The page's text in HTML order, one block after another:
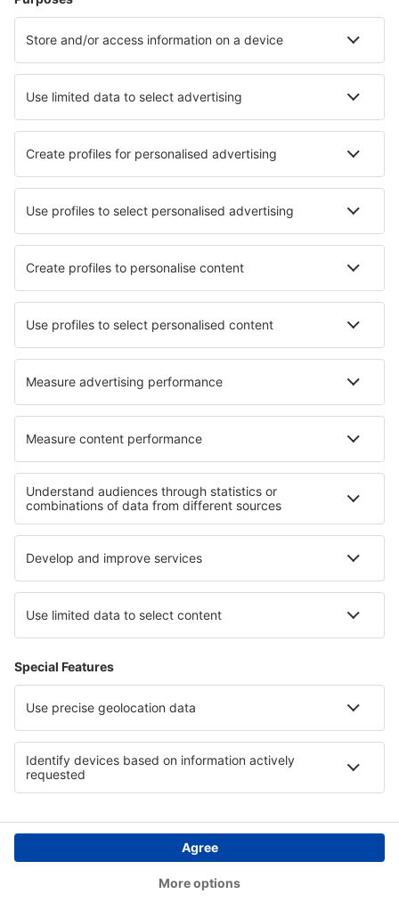
Hotely ve Westerlandu Hotely in Zingst
Hotely in Waren Hotely in Thale Hotely in Plau am See
Hotely in Horumersiel
Nejlepší hotely - města
Hotely in Belcamp Hotely v Habří
Hotely in Kliniska Wielkie Hotely in Wonnerup
Hotely in Penclawdd Hotely Sark Hotely in Tellaro
Hotely in Bellentre
Nejlepší hotely - regiony
Hotely in Saxon Switzerland
Hotely in Ore Mountains Hotely in Harz
Hotely v Meklenburská jezerní plošina Hotely v Župa Sibiu
Hotely v Župa Prahova Hotely v Liptově
Hotely in Sinaloa Hotely v Costa Central
Copyright © eSky.cz. Všechna práva vyhrazena.